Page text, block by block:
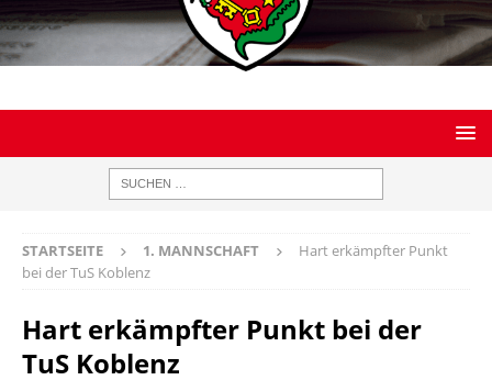
STARTSEITE 1. MANNSCHAFT
Hart erkämpfter Punkt
bei der TuS Koblenz
Hart erkämpfter Punkt bei der
TuS Koblenz